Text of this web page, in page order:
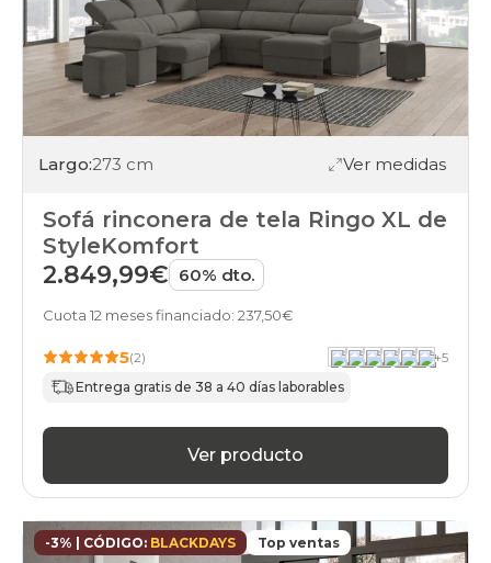
Largo:273 cm Ver medidas
Sofá rinconera de tela Ringo XL de
StyleKomfort
2.849,99€ 60% dto.
Cuota 12 meses financiado: 237,50€
5(2) +5
Entrega gratis de 38 a 40 días laborables
Ver producto
-3% | CÓDIGO: BLACKDAYS Top ventas